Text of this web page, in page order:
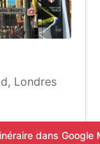
Londres
dans Google